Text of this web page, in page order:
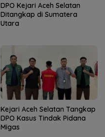
DPO Kejari Aceh Selatan
Ditangkap di Sumatera
Utara
Kejari Aceh Selatan Tangkap
DPO Kasus Tindak Pidana
Migas